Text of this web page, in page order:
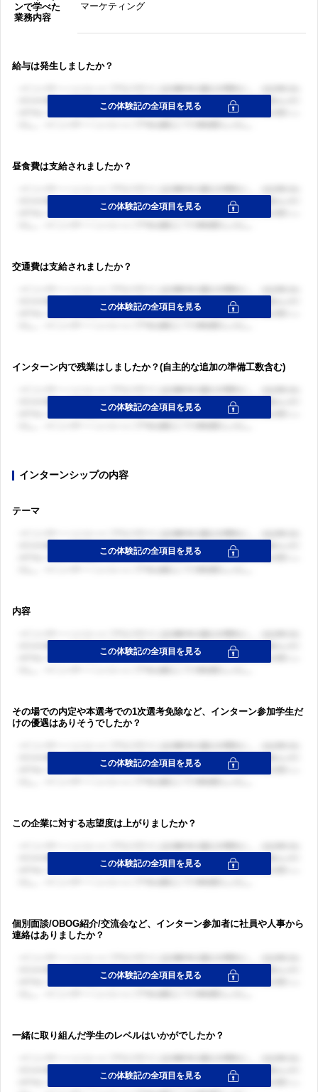
ンで学べた
業務内容
マーケティング
給与は発生しましたか？
昼食費は支給されましたか？
交通費は支給されましたか？
インターン内で残業はしましたか？(自主的な追加の準備工数含む)
インターンシップの内容
テーマ
内容
その場での内定や本選考での1次選考免除など、インターン参加学生だ
けの優遇はありそうでしたか？
この企業に対する志望度は上がりましたか？
個別面談/OBOG紹介/交流会など、インターン参加者に社員や人事から
連絡はありましたか？
一緒に取り組んだ学生のレベルはいかがでしたか？
ログイン・会員登録